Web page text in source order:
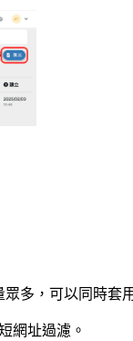
多，可以同時套
網址過濾。